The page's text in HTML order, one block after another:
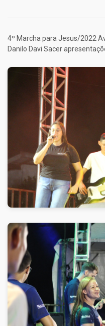
4º Marcha para Jesus/2022
Danilo Davi Sacer